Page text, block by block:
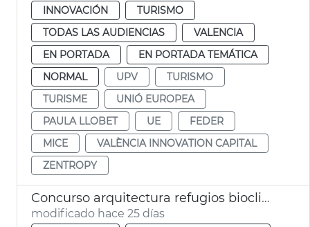
INNOVACIÓN
TURISMO
TODAS LAS AUDIENCIAS
VALENCIA
EN PORTADA
EN PORTADA TEMÁTICA
NORMAL
UPV
TURISMO
TURISME
UNIÓ EUROPEA
PAULA LLOBET
UE
FEDER
MICE
VALÈNCIA INNOVATION CAPITAL
ZENTROPY
Concurso arquitectura refugios bioclimáticos Russafa
modificado hace 25 días